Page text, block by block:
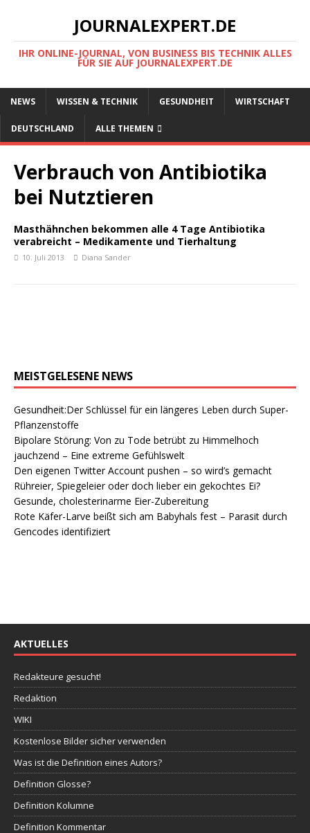
JOURNALEXPERT.DE
IHR ONLINE-JOURNAL, VON BUSINESS BIS TECHNIK ALLES
FÜR SIE AUF JOURNALEXPERT.DE
NEWS WISSEN & TECHNIK GESUNDHEIT WIRTSCHAFT
DEUTSCHLAND ALLE THEMEN
Verbrauch von Antibiotika
bei Nutztieren
Masthähnchen bekommen alle 4 Tage Antibiotika
verabreicht – Medikamente und Tierhaltung
10. Juli 2013 Diana Sander
MEISTGELESENE NEWS
Gesundheit:Der Schlüssel für ein längeres Leben durch Super-
Pflanzenstoffe
Bipolare Störung: Von zu Tode betrübt zu Himmelhoch
jauchzend – Eine extreme Gefühlswelt
Den eigenen Twitter Account pushen – so wird’s gemacht
Rühreier, Spiegeleier oder doch lieber ein gekochtes Ei?
Gesunde, cholesterinarme Eier-Zubereitung
Rote Käfer-Larve beißt sich am Babyhals fest – Parasit durch
Gencodes identifiziert
AKTUELLES
Redakteure gesucht!
Redaktion
WIKI
Kostenlose Bilder sicher verwenden
Was ist die Definition eines Autors?
Definition Glosse?
Definition Kolumne
Definition Kommentar